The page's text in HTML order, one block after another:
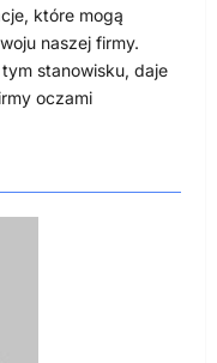
które mogą
naszej firmy.
stanowisku, daje
oczami